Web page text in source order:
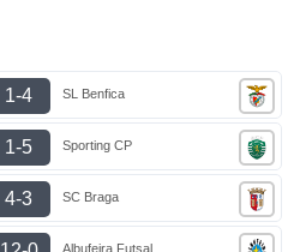
1-4 SL Benfica
1-5 Sporting CP
4-3 SC Braga
Albufeira Futsal